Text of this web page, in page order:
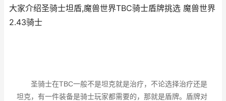
大家介绍圣骑士坦盾,魔兽世界TBC骑士盾牌挑选 魔兽世界
2.43骑士
圣骑士在TBC一般不是坦克就是治疗，不论选择治疗还是
坦克，有一件装备是骑士玩家都需要的，那就是盾牌。盾牌对